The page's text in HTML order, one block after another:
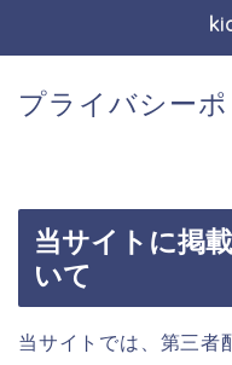
プライバシー
当サイトに掲
いて
当サイトでは、第三者